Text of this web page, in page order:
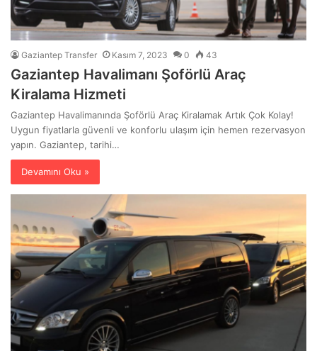
Gaziantep Transfer Kasım 7, 2023 0 43
Gaziantep Havalimanı Şoförlü Araç
Kiralama Hizmeti
Gaziantep Havalimanında Şoförlü Araç Kiralamak Artık Çok Kolay!
Uygun fiyatlarla güvenli ve konforlu ulaşım için hemen rezervasyon
yapın. Gaziantep, tarihi…
Devamını Oku »